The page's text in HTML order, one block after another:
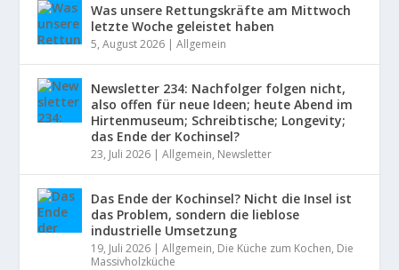
Was unsere Rettungskräfte am Mittwoch
letzte Woche geleistet haben
5, August 2026 |Allgemein
Newsletter 234: Nachfolger folgen nicht,
also offen für neue Ideen; heute Abend im
Hirtenmuseum; Schreibtische; Longevity;
das Ende der Kochinsel?
23, Juli 2026 |Allgemein, Newsletter
Das Ende der Kochinsel? Nicht die Insel ist
das Problem, sondern die lieblose
industrielle Umsetzung
19, Juli 2026 |Allgemein, Die Küche zum Kochen, Die
Massivholzküche